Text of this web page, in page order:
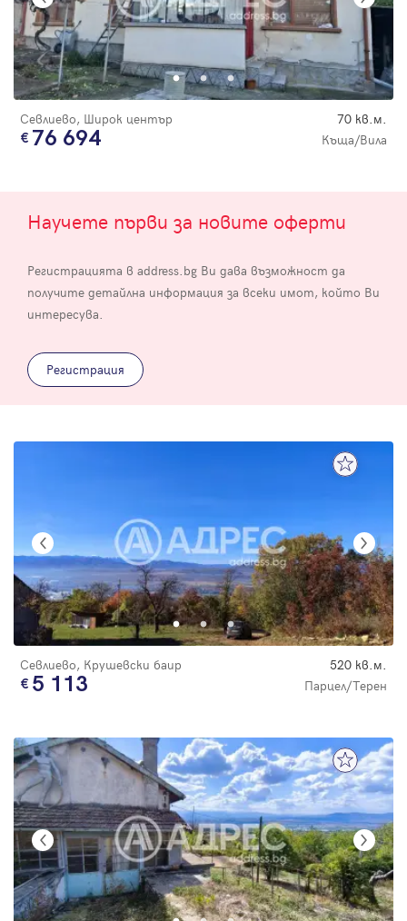
Севлиево, Широк център 70 кв.м.
76 694 Къща/Вила
Научете първи за новите оферти
Регистрацията в address.bg Ви дава възможност да
получите детайлна информация за всеки имот, който Ви
интересува.
Регистрация
Севлиево, Крушевски баир 520 кв.м.
5 113 Парцел/Терен